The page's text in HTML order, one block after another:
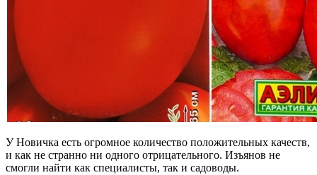
У Новичка есть огромное количество положительных качеств,
и как не странно ни одного отрицательного. Изъянов не
смогли найти как специалисты, так и садоводы.